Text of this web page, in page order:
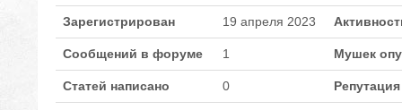
Зарегистрирован 19 апреля 2023
Сообщений в форуме 1 Мушек
Статей написано 0 Репутация